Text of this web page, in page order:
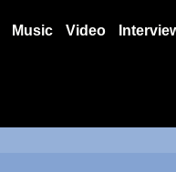
Music Video